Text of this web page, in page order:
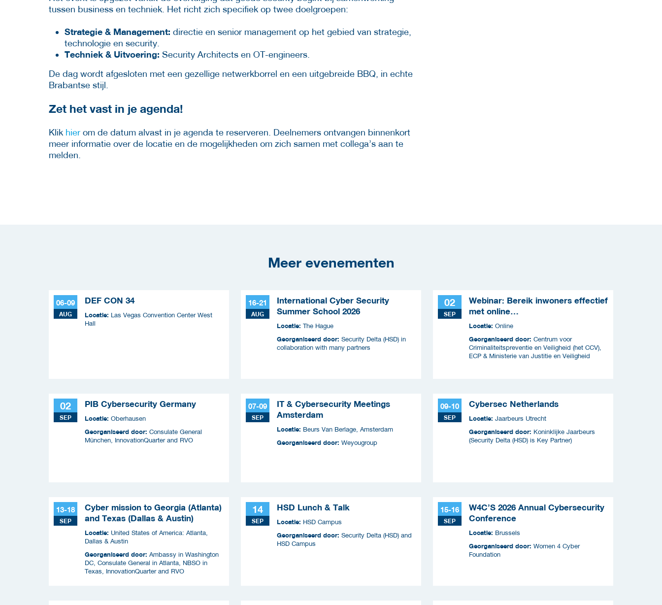
tussen business en techniek. Het richt zich specifiek op twee doelgroepen:
Strategie & Management: directie en senior management op het gebied van strategie,
technologie en security.
Techniek & Uitvoering: Security Architects en OT-engineers.
De dag wordt afgesloten met een gezellige netwerkborrel en een uitgebreide BBQ, in echte
Brabantse stijl.
Zet het vast in je agenda!
Klik hier om de datum alvast in je agenda te reserveren. Deelnemers ontvangen binnenkort
meer informatie over de locatie en de mogelijkheden om zich samen met collega’s aan te
melden.
Meer evenementen
06-09
AUG
DEF CON 34
Locatie: Las Vegas Convention Center West
Hall
16-21
AUG
International Cyber Security
Summer School 2026
Locatie: The Hague
Georganiseerd door: Security Delta (HSD) in
collaboration with many partners
02
SEP
Webinar: Bereik inwoners effectief
met online
criminaliteitscampagnes
Locatie: Online
Georganiseerd door: Centrum voor
Criminaliteitspreventie en Veiligheid (het CCV),
ECP & Ministerie van Justitie en Veiligheid
02
SEP
PIB Cybersecurity Germany
Locatie: Oberhausen
Georganiseerd door: Consulate General
München, InnovationQuarter and RVO
07-09
SEP
IT & Cybersecurity Meetings
Amsterdam
Locatie: Beurs Van Berlage, Amsterdam
Georganiseerd door: Weyougroup
09-10
SEP
Cybersec Netherlands
Locatie: Jaarbeurs Utrecht
Georganiseerd door: Koninklijke Jaarbeurs
(Security Delta (HSD) is Key Partner)
13-18
SEP
Cyber mission to Georgia (Atlanta)
and Texas (Dallas & Austin)
Locatie: United States of America: Atlanta,
Dallas & Austin
Georganiseerd door: Ambassy in Washington
DC, Consulate General in Atlanta, NBSO in
Texas, InnovationQuarter and RVO
14
SEP
HSD Lunch & Talk
Locatie: HSD Campus
Georganiseerd door: Security Delta (HSD) and
HSD Campus
15-16
SEP
W4C’S 2026 Annual Cybersecurity
Conference
Locatie: Brussels
Georganiseerd door: Women 4 Cyber
Foundation